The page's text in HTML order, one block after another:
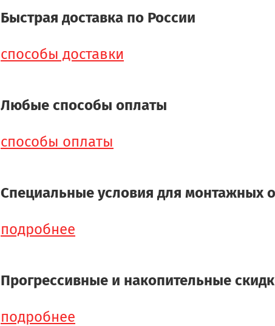
Быстрая доставка по России
способы доставки
Любые способы оплаты
способы оплаты
Специальные условия для монтажных
подробнее
Прогрессивные и накопительные
подробнее